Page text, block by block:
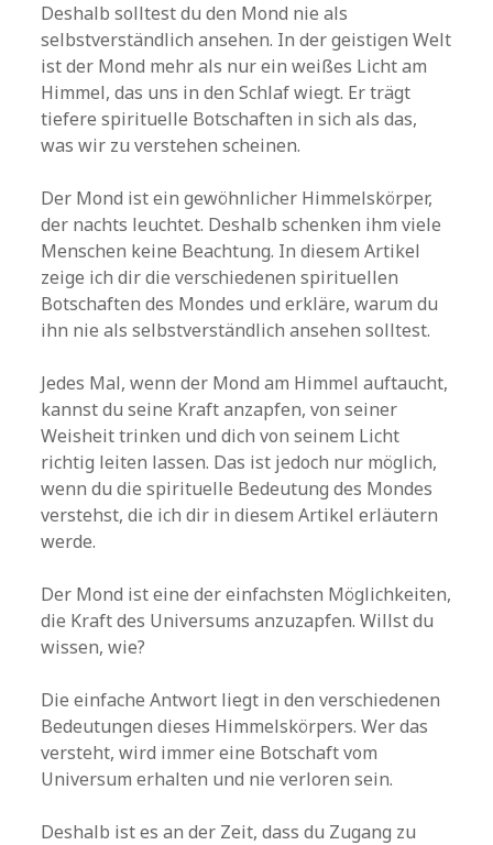
Deshalb solltest du den Mond nie als
selbstverständlich ansehen. In der geistigen Welt
ist der Mond mehr als nur ein weißes Licht am
Himmel, das uns in den Schlaf wiegt. Er trägt
tiefere spirituelle Botschaften in sich als das,
was wir zu verstehen scheinen.
Der Mond ist ein gewöhnlicher Himmelskörper,
der nachts leuchtet. Deshalb schenken ihm viele
Menschen keine Beachtung. In diesem Artikel
zeige ich dir die verschiedenen spirituellen
Botschaften des Mondes und erkläre, warum du
ihn nie als selbstverständlich ansehen solltest.
Jedes Mal, wenn der Mond am Himmel auftaucht,
kannst du seine Kraft anzapfen, von seiner
Weisheit trinken und dich von seinem Licht
richtig leiten lassen. Das ist jedoch nur möglich,
wenn du die spirituelle Bedeutung des Mondes
verstehst, die ich dir in diesem Artikel erläutern
werde.
Der Mond ist eine der einfachsten Möglichkeiten,
die Kraft des Universums anzuzapfen. Willst du
wissen, wie?
Die einfache Antwort liegt in den verschiedenen
Bedeutungen dieses Himmelskörpers. Wer das
versteht, wird immer eine Botschaft vom
Universum erhalten und nie verloren sein.
Deshalb ist es an der Zeit, dass du Zugang zu